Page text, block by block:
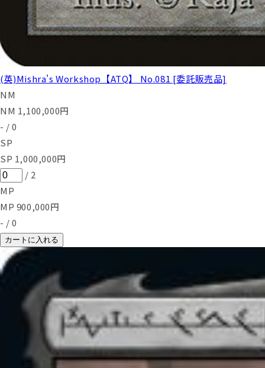
(英)Mishra's Workshop【ATQ】 No.081 [委託販売品]
NM
NM 1,100,000円
- / 0
SP
SP 1,000,000円
/ 2
MP
MP 900,000円
- / 0
カートに入れる